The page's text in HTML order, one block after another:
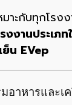
าะกับทุกโรง
งงานประเภ
ย็น EVep
อาหารและเ